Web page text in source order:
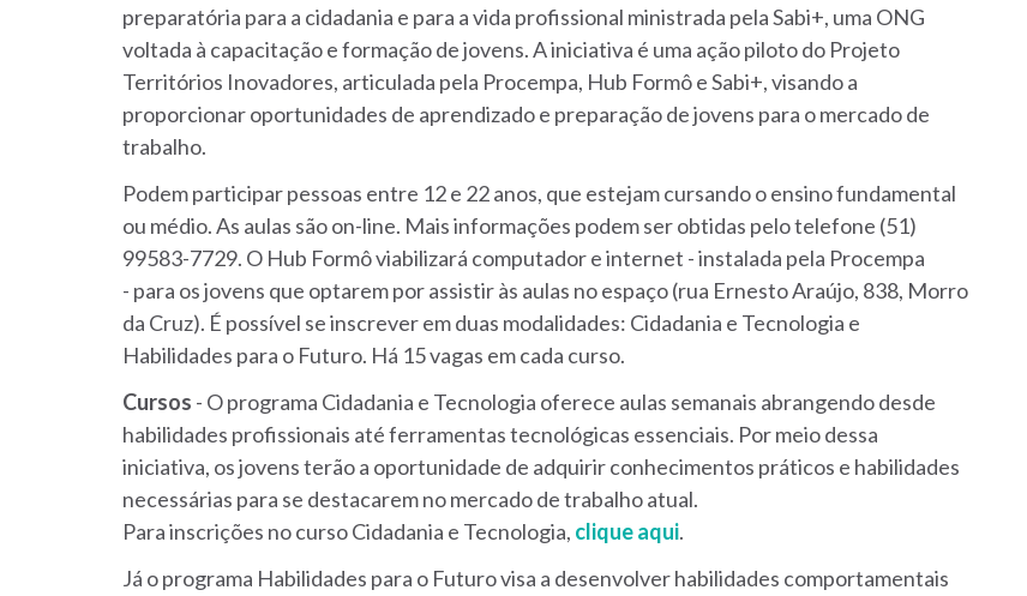
preparatória para a cidadania e para a vida profissional ministrada pela Sabi+, uma ONG
voltada à capacitação e formação de jovens. A iniciativa é uma ação piloto do Projeto
Territórios Inovadores, articulada pela Procempa, Hub Formô e Sabi+, visando a
proporcionar oportunidades de aprendizado e preparação de jovens para o mercado de
trabalho.
Podem participar pessoas entre 12 e 22 anos, que estejam cursando o ensino fundamental
ou médio. As aulas são on-line. Mais informações podem ser obtidas pelo telefone (51)
99583-7729. O Hub Formô viabilizará computador e internet - instalada pela Procempa
- para os jovens que optarem por assistir às aulas no espaço (rua Ernesto Araújo, 838, Morro
da Cruz). É possível se inscrever em duas modalidades: Cidadania e Tecnologia e
Habilidades para o Futuro. Há 15 vagas em cada curso.
Cursos - O programa Cidadania e Tecnologia oferece aulas semanais abrangendo desde
habilidades profissionais até ferramentas tecnológicas essenciais. Por meio dessa
iniciativa, os jovens terão a oportunidade de adquirir conhecimentos práticos e habilidades
necessárias para se destacarem no mercado de trabalho atual.
Para inscrições no curso Cidadania e Tecnologia, clique aqui.
Já o programa Habilidades para o Futuro visa a desenvolver habilidades comportamentais